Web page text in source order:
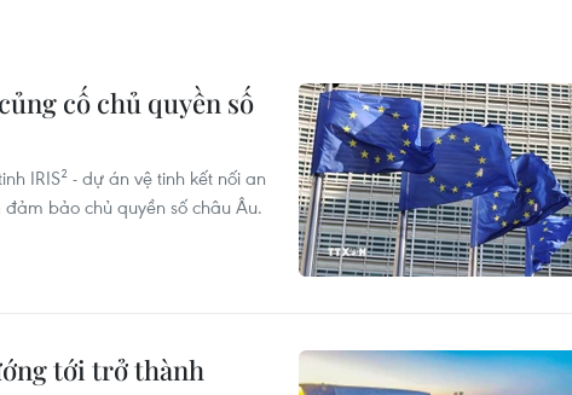
cố chủ quyền số
IRIS² - dự án vệ tinh kết nối an
bảo chủ quyền số châu Âu.
tới trở thành